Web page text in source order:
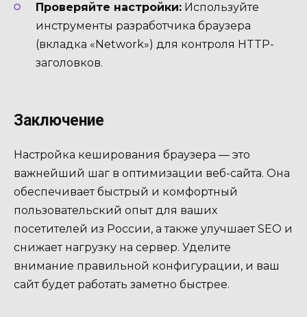
Проверяйте настройки: Используйте
инструменты разработчика браузера
(вкладка «Network») для контроля HTTP-
заголовков.
Заключение
Настройка кеширования браузера — это
важнейший шаг в оптимизации веб-сайта. Она
обеспечивает быстрый и комфортный
пользовательский опыт для ваших
посетителей из России, а также улучшает SEO и
снижает нагрузку на сервер. Уделите
внимание правильной конфигурации, и ваш
сайт будет работать заметно быстрее.